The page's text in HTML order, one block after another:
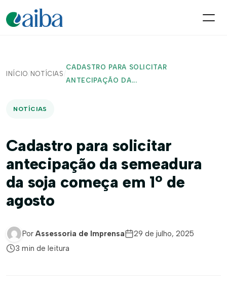
INÍCIO/ NOTÍCIAS /
CADASTRO PARA SOLICITAR
ANTECIPAÇÃO DA...
NOTÍCIAS
Cadastro para solicitar
antecipação da semeadura
da soja começa em 1º de
agosto
Por Assessoria de Imprensa
29 de julho, 2025
3 min de leitura